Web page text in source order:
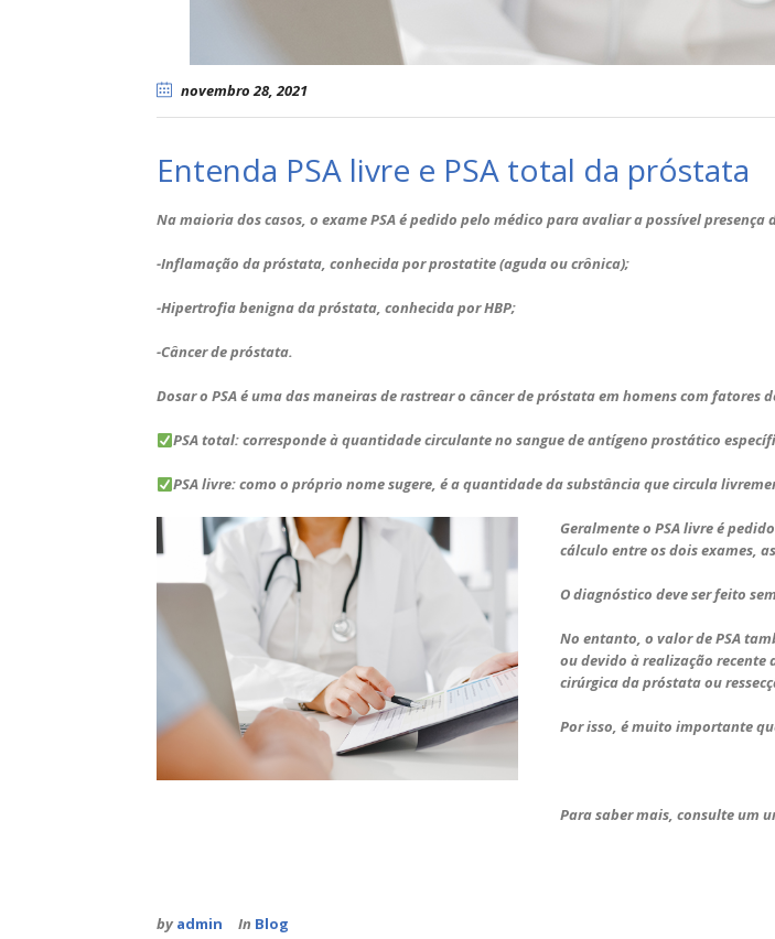
novembro 28, 2021
Entenda PSA livre e PSA total da próstata
Na maioria dos casos, o exame PSA é pedido pelo médico para avaliar a possível
-Inflamação da próstata, conhecida por prostatite (aguda ou crônica);
-Hipertrofia benigna da próstata, conhecida por HBP;
-Câncer de próstata.
Dosar o PSA é uma das maneiras de rastrear o câncer de próstata em homens com fatores
PSA total: corresponde à quantidade circulante no sangue de antígeno prostático
PSA livre: como o próprio nome sugere, é a quantidade da substância que circula
Geralmente o PSA livre é
cálculo entre os dois exames,
O diagnóstico deve ser feito
No entanto, o valor de PSA
ou devido à realização
cirúrgica da próstata ou
Por isso, é muito importante
Para saber mais, consulte um
by admin In Blog